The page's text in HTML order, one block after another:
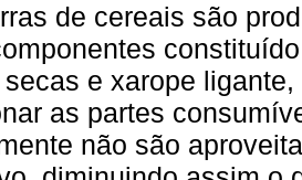
de cereais são
e xarope
as partes
não são